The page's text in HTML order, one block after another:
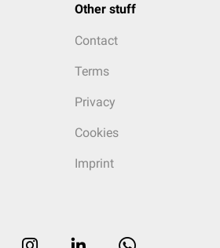
Other stuff
Contact
Terms
Privacy
Cookies
Imprint